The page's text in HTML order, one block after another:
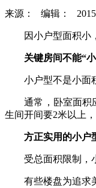
来源： 编辑：
因小户型面积小，
关键房间不能“
小户型不是小面积
通常，卧室面积应
生间开间要2米以上
方正实用的小户
受总面积限制，小
有些楼盘为追求美